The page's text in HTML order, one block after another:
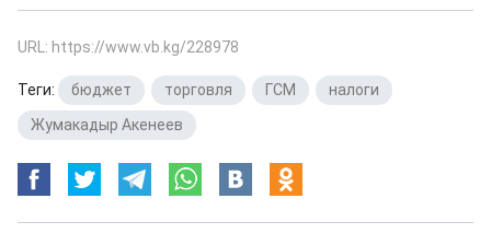
URL: https://www.vb.kg/228978
Теги: бюджет торговля ГСМ налоги
Жумакадыр Акенеев